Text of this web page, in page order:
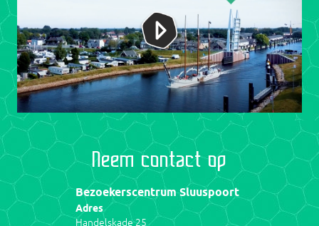
Neem contact op
Bezoekerscentrum Sluuspoort
Adres
Handelskade 25